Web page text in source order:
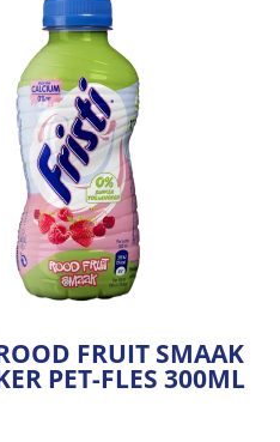
FRUIT SMAAK
PET-FLES 300ML